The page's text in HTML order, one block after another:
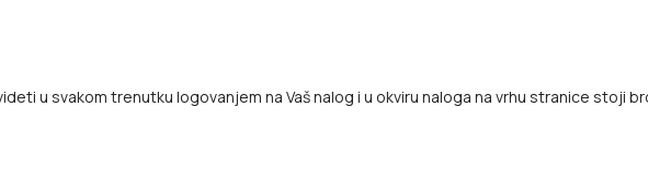
u svakom trenutku logovanjem na Vaš nalog i u okviru naloga na vrhu stranice stoji